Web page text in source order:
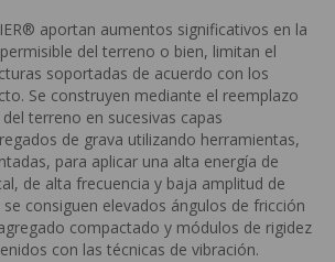
aportan aumentos significativos en la
del terreno o bien, limitan el
soportadas de acuerdo con los
Se construyen mediante el reemplazo
terreno en sucesivas capas
de grava utilizando herramientas,
para aplicar una alta energía de
de alta frecuencia y baja amplitud de
consiguen elevados ángulos de fricción
compactado y módulos de rigidez
con las técnicas de vibración.